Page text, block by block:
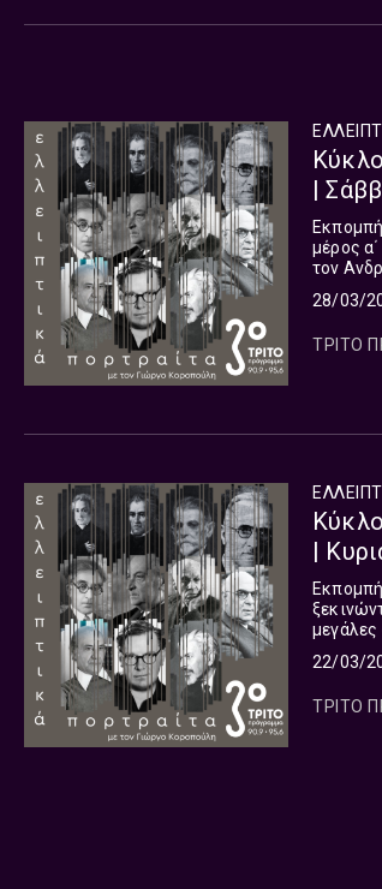
|
Εκπομπή 81 Κωστή Παλαμά: «Ένας παραμερισμένος ποιητής»
μέρος α΄ Η Ιστορία του Νεοελληνικού Λυρισμού, ξεκινώντας από τον Διονύσιο Σολωμό και
τον
28/03/
ΤΡΙΤΟ
|
Εκπομπή 80 Δημοσθένης Βαλαβάνης, Ποιήματα Η Ιστορία
μεγάλες
22/03/
ΤΡΙΤΟ